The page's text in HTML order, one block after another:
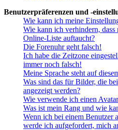
Benutzerpräferenzen und -
Wie kann ich meine
Wie kann ich verhindern,
Online-Liste auftaucht?
Die Forenuhr geht falsch!
Ich habe die Zeitzone
immer noch falsch!
Meine Sprache steht auf
Was sind das für Bilder, die
angezeigt werden?
Wie verwende ich einen
Was ist mein Rang und wie
Wenn ich bei einem
werde ich aufgefordert, mich